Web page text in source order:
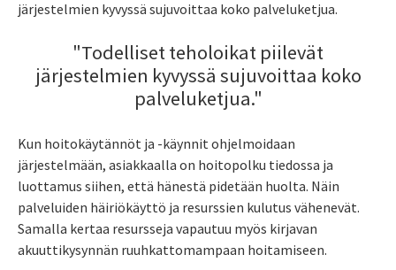
järjestelmien kyvyssä sujuvoittaa koko palveluketjua.
"Todelliset teholoikat piilevät
järjestelmien kyvyssä sujuvoittaa koko
palveluketjua."
Kun hoitokäytännöt ja -käynnit ohjelmoidaan
järjestelmään, asiakkaalla on hoitopolku tiedossa ja
luottamus siihen, että hänestä pidetään huolta. Näin
palveluiden häiriökäyttö ja resurssien kulutus vähenevät.
Samalla kertaa resursseja vapautuu myös kirjavan
akuuttikysynnän ruuhkattomampaan hoitamiseen.